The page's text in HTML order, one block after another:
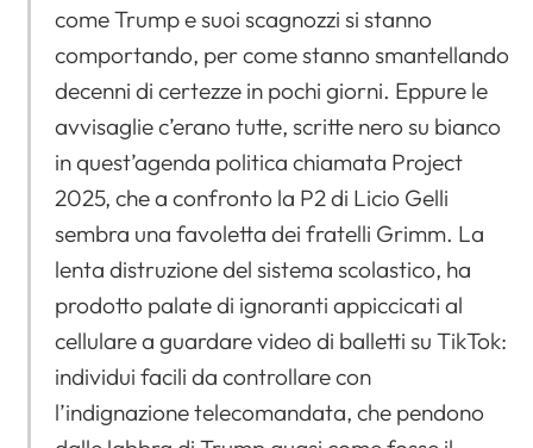
come Trump e suoi scagnozzi si stanno
comportando, per come stanno smantellando
decenni di certezze in pochi giorni. Eppure le
avvisaglie c’erano tutte, scritte nero su bianco
in quest’agenda politica chiamata Project
2025, che a confronto la P2 di Licio Gelli
sembra una favoletta dei fratelli Grimm. La
lenta distruzione del sistema scolastico, ha
prodotto palate di ignoranti appiccicati al
cellulare a guardare video di balletti su TikTok:
individui facili da controllare con
l’indignazione telecomandata, che pendono